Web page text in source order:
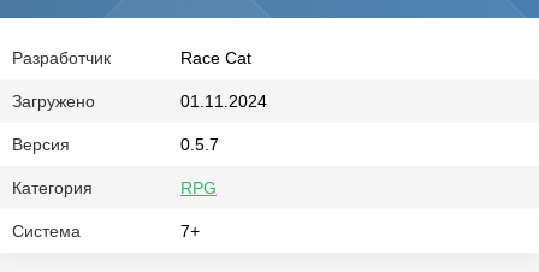
Разработчик Race Cat
Загружено 01.11.2024
Версия 0.5.7
Категория RPG
Система 7+